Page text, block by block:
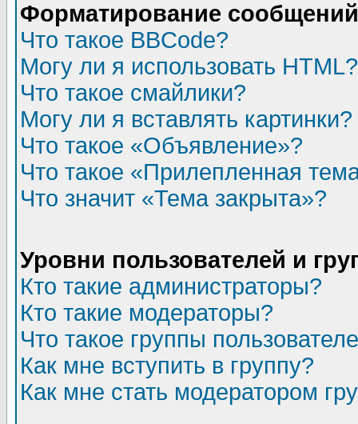
Форматирование
Что такое BBCode?
Могу ли я использовать HTML?
Что такое смайлики?
Могу ли я вставлять картинки?
Что такое «Объявление»?
Что такое «Прилепленная
Что значит «Тема закрыта»?
Уровни пользователей и
Кто такие администраторы?
Кто такие модераторы?
Что такое группы
Как мне вступить в группу?
Как мне стать модератором